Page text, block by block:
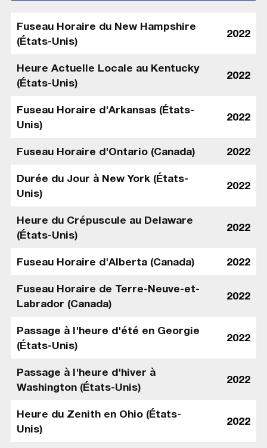
Fuseau Horaire du New Hampshire
(États-Unis)
2022
Heure Actuelle Locale au Kentucky
(États-Unis)
2022
Fuseau Horaire d'Arkansas (États-
Unis)
2022
Fuseau Horaire d'Ontario (Canada) 2022
Durée du Jour à New York (États-
Unis)
2022
Heure du Crépuscule au Delaware
(États-Unis)
2022
Fuseau Horaire d'Alberta (Canada) 2022
Fuseau Horaire de Terre-Neuve-et-
Labrador (Canada)
2022
Passage à l'heure d'été en Georgie
(États-Unis)
2022
Passage à l'heure d'hiver à
Washington (États-Unis)
2022
Heure du Zenith en Ohio (États-
Unis)
2022